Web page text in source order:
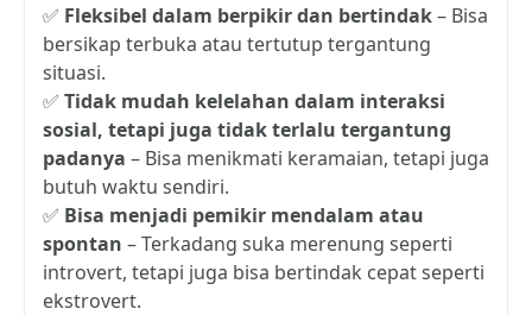
✅ Fleksibel dalam berpikir dan bertindak– Bisa
bersikap terbuka atau tertutup tergantung
situasi.
✅ Tidak mudah kelelahan dalam interaksi
sosial, tetapi juga tidak terlalu tergantung
padanya – Bisa menikmati keramaian, tetapi juga
butuh waktu sendiri.
✅ Bisa menjadi pemikir mendalam atau
spontan – Terkadang suka merenung seperti
introvert, tetapi juga bisa bertindak cepat seperti
ekstrovert.